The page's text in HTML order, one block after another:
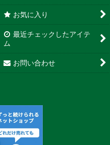
お気に入り
最近チェックしたアイテ
ム
お問い合わせ